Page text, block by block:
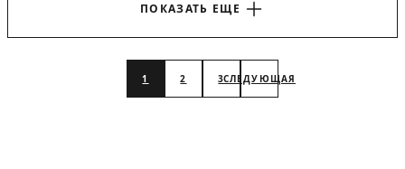
ПОКАЗАТЬ ЕЩЕ
1 2 3СЛЕДУЮЩАЯ